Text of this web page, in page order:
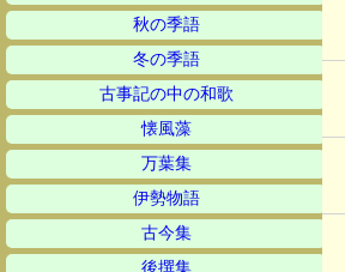
秋の季語
冬の季語
古事記の中の和歌
懐風藻
万葉集
伊勢物語
古今集
後撰集